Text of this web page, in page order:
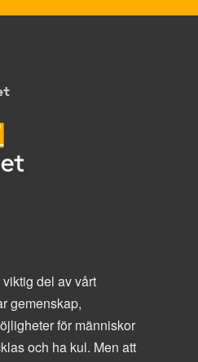
del av vårt
gemenskap,
för människor
och ha kul. Men att